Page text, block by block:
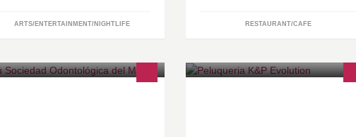
ARTS/ENTERTAINMENT/NIGHTLIFE RESTAURANT/CAFE